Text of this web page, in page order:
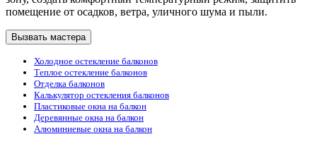
помещение от осадков, ветра, уличного шума и пыли.
Вызвать мастера
Холодное остекление балконов
Теплое остекление балконов
Отделка балконов
Калькулятор остекления балконов
Пластиковые окна на балкон
Деревянные окна на балкон
Алюминиевые окна на балкон